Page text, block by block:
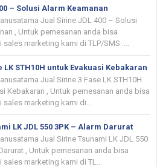
– Solusi Alarm Keamanan
Jual Sirine JDL 400 – Solusi
, Untuk pemesanan anda bisa
marketing kami di TLP/SMS :...
LK STH10H untuk Evakuasi Kebakaran
Jual Sirine 3 Fase LK STH10H
Kebakaran , Untuk pemesanan anda bisa
marketing kami di...
LK JDL 550 3PK – Alarm Darurat
Jual Sirine Tsunami LK JDL 550
, Untuk pemesanan anda bisa
marketing kami di TL...